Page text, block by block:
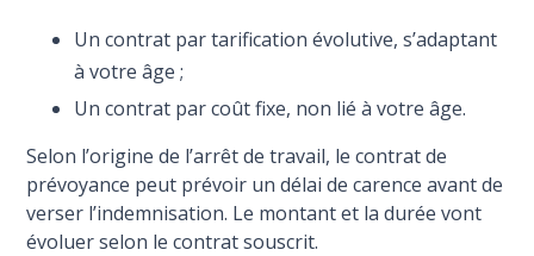
Un contrat par tarification évolutive, s’adaptant
à votre âge ;
Un contrat par coût fixe, non lié à votre âge.
Selon l’origine de l’arrêt de travail, le contrat de
prévoyance peut prévoir un délai de carence avant de
verser l’indemnisation. Le montant et la durée vont
évoluer selon le contrat souscrit.